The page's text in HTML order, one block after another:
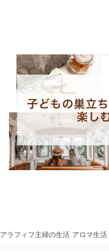
アラフィフ主婦の生活 アロマ生活